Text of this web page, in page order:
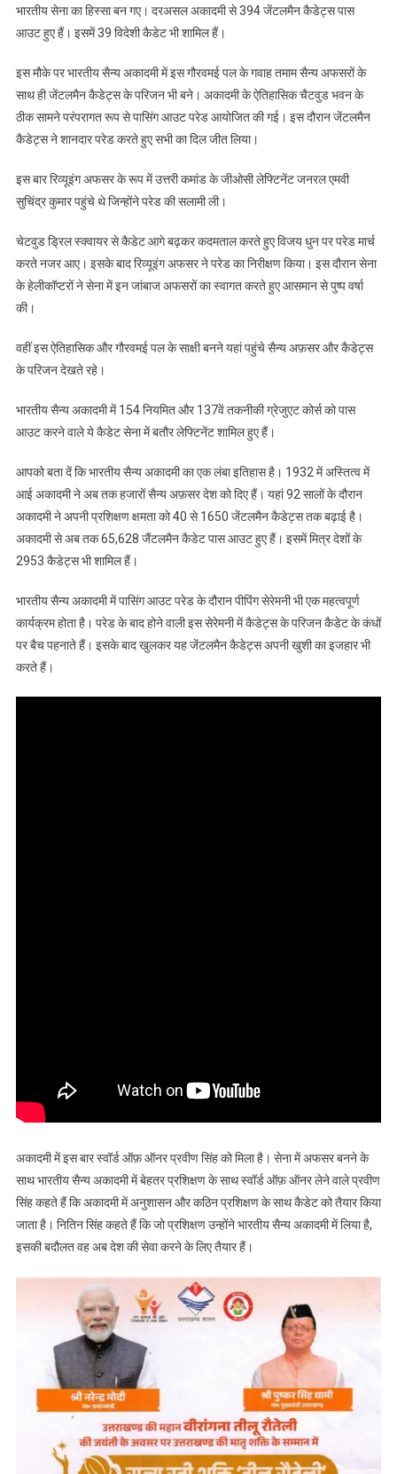
भारतीय सेना का हिस्सा बन गए। दरअसल अकादमी से 394 जेंटलमैन कैडेट्स पास
आउट हुए हैं। इसमें 39 विदेशी कैडेट भी शामिल हैं।
इस मौके पर भारतीय सैन्य अकादमी में इस गौरवमई पल के गवाह तमाम सैन्य अफसरों के
साथ ही जेंटलमैन कैडेट्स के परिजन भी बने। अकादमी के ऐतिहासिक चैटवुड भवन के
ठीक सामने परंपरागत रूप से पासिंग आउट परेड आयोजित की गई। इस दौरान जेंटलमैन
कैडेट्स ने शानदार परेड करते हुए सभी का दिल जीत लिया।
इस बार रिव्यूइंग अफसर के रूप में उत्तरी कमांड के जीओसी लेफ्टिनेंट जनरल एमवी
सुचिंद्र कुमार पहुंचे थे जिन्होंने परेड की सलामी ली।
चेटवुड ड्रिल स्क्वायर से कैडेट आगे बढ़कर कदमताल करते हुए विजय धुन पर परेड मार्च
करते नजर आए। इसके बाद रिव्यूइंग अफसर ने परेड का निरीक्षण किया। इस दौरान सेना
के हेलीकॉप्टरों ने सेना में इन जांबाज अफसरों का स्वागत करते हुए आसमान से पुष्प वर्षा
की।
वहीं इस ऐतिहासिक और गौरवमई पल के साक्षी बनने यहां पहुंचे सैन्य अफ़सर और कैडेट्स
के परिजन देखते रहे।
भारतीय सैन्य अकादमी में 154 नियमित और 137वें तकनीकी ग्रेजुएट कोर्स को पास
आउट करने वाले ये कैडेट सेना में बतौर लेफ्टिनेंट शामिल हुए हैं।
आपको बता दें कि भारतीय सैन्य अकादमी का एक लंबा इतिहास है। 1932 में अस्तित्व में
आई अकादमी ने अब तक हजारों सैन्य अफ़सर देश को दिए हैं। यहां 92 सालों के दौरान
अकादमी ने अपनी प्रशिक्षण क्षमता को 40 से 1650 जेंटलमैन कैडेट्स तक बढ़ाई है।
अकादमी से अब तक 65,628 जैंटलमैन कैडेट पास आउट हुए हैं। इसमें मित्र देशों के
2953 कैडेट्स भी शामिल हैं।
भारतीय सैन्य अकादमी में पासिंग आउट परेड के दौरान पीपिंग सेरेमनी भी एक महत्वपूर्ण
कार्यक्रम होता है। परेड के बाद होने वाली इस सेरेमनी में कैडेट्स के परिजन कैडेट के कंधों
पर बैच पहनाते हैं। इसके बाद खुलकर यह जेंटलमैन कैडेट्स अपनी खुशी का इजहार भी
करते हैं।
अकादमी में इस बार स्वॉर्ड ऑफ़ ऑनर प्रवीण सिंह को मिला है। सेना में अफसर बनने के
साथ भारतीय सैन्य अकादमी में बेहतर प्रशिक्षण के साथ स्वॉर्ड ऑफ़ ऑनर लेने वाले प्रवीण
सिंह कहते हैं कि अकादमी में अनुशासन और कठिन प्रशिक्षण के साथ कैडेट को तैयार किया
जाता है। नितिन सिंह कहते हैं कि जो प्रशिक्षण उन्होंने भारतीय सैन्य अकादमी में लिया है,
इसकी बदौलत वह अब देश की सेवा करने के लिए तैयार हैं।